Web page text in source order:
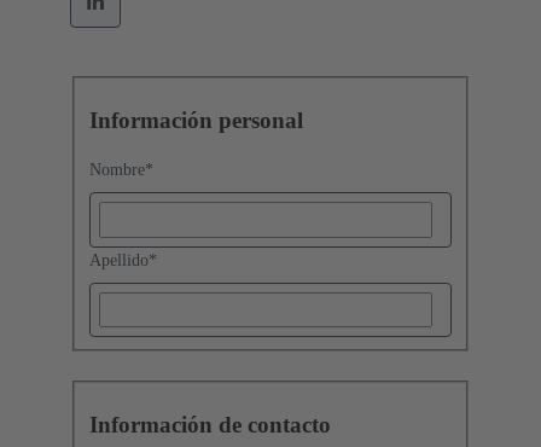
Información personal
Nombre*
Apellido*
Información de contacto